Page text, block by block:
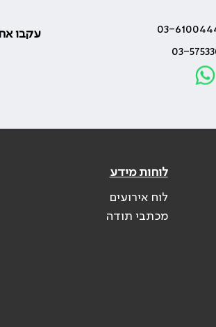
עקבו
לוחות מידע
לוח אירועים
מכתבי תודה